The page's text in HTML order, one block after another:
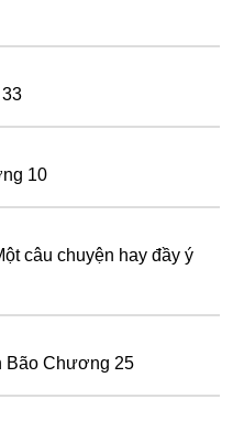
10
câu chuyện hay đầy ý
Bão Chương 25